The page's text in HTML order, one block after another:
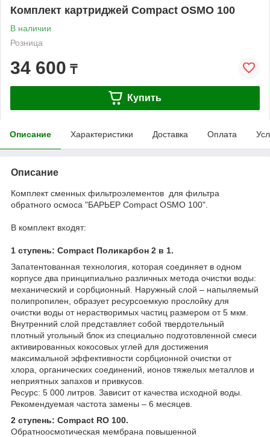
Комплект картриджей Compact OSMO 100
В наличии
Розница
34 600 ₸
Купить
Описание Характеристики Доставка Оплата
Описание
Комплект сменных фильтроэлементов для фильтра
обратного осмоса "БАРЬЕР Compact OSMO 100".
В комплект входят:
1 ступень: Compact Поликарбон 2 в 1.
Запатентованная технология, которая соединяет в одном
корпусе два принципиально различных метода очистки воды:
механический и сорбционный. Наружный слой – напыляемый
полипропилен, образует ресурсоемкую прослойку для
очистки воды от нерастворимых частиц размером от 5 мкм.
Внутренний слой представляет собой твердотельный
плотный угольный блок из специально подготовленной смеси
активированных кокосовых углей для достижения
максимальной эффективности сорбционной очистки от
хлора, органических соединений, ионов тяжелых металлов и
неприятных запахов и привкусов.
Ресурс: 5 000 литров. Зависит от качества исходной воды.
Рекомендуемая частота замены – 6 месяцев.
2 ступень: Compact RO 100.
Обратноосмотическая мембрана повышенной